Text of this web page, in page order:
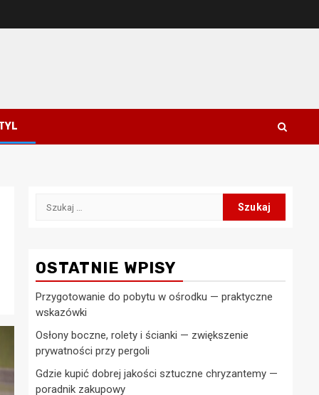
Szukaj:
OSTATNIE WPISY
Przygotowanie do pobytu w ośrodku — praktyczne
wskazówki
Osłony boczne, rolety i ścianki — zwiększenie
prywatności przy pergoli
Gdzie kupić dobrej jakości sztuczne chryzantemy —
poradnik zakupowy